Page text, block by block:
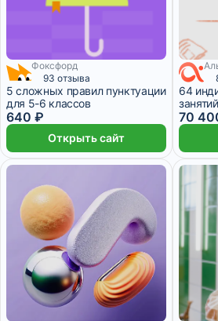
Фоксфорд
93 отзыва
5 сложных правил пунктуации
для 5-6 классов
640 ₽
Открыть сайт
64
70